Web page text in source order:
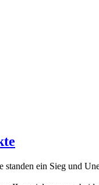
standen ein Sieg und